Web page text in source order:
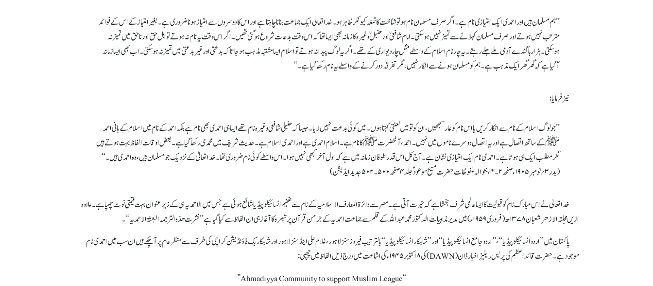
’’ہم مسلمان ہیں اور احمدی ایک امتیازی نام ہے۔ اگر صرف مسلمان نام ہو تو شناخت کا تمغہ کیونکر ظاہر ہو۔ خدا تعالیٰ ایک جماعت بنانا چاہتا ہے اور اس کا دوسروں سے امتیاز ہونا ضروری ہے۔ بغیر امتیاز کے اس کے فوائد
مترتب نہیں ہوتے اور صرف مسلمان کہلانے سے تمیز نہیں ہوسکتی۔ امام شافعیؒ اور حنبلؒ وغیرہ کا زمانہ بھی ایسا تھا کہ اس وقت بدعات شروع ہو گئی تھیں۔ اگر اس وقت یہ نام نہ ہوتے تو اہل حق اور ناحق میں تمیز نہ
ہوسکتی۔ ہزارہا گندے آدمی ملے جلے رہتے۔ یہ چار نام اسلام کے واسطے مثل چاردیواری کے تھے۔ اگر یہ لوگ پیدا نہ ہوتے تو اسلام ایسا مشتبہ مذہب ہو جاتا کہ بدعتی اور غیربدعتی میں تمیز نہ ہوسکتی۔ اب بھی ایسا زمانہ
آگیا ہے کہ گھر گھر ایک مذہب ہے۔ ہم کو مسلمان ہونے سے انکار نہیں، مگر تفرقہ دور کرنے کے واسطے یہ نام رکھا گیا ہے۔‘‘
نیز فرمایا:
’’جو لوگ اسلام کے نام سے انکار کریں یا اس نام کو عار سمجھیں، ان کو تو میں لعنتی کہتا ہوں۔ میں کوئی بدعت نہیں لایا۔ جیسا کہ حنبلی شافعی وغیرہ نام تھے ایسا ہی احمدی بھی نام ہے بلکہ احمد کے نام میں اسلام کے بانی احمد
ﷺ کے ساتھ اتصال ہے اور یہ اتصال دوسرے ناموں میں نہیں۔ احمد، آنحضرت ﷺ کا نام ہے۔اسلام احمدی ہے اور احمدی اسلام ہے۔ حدیث شریف میں محمدی رکھا گیا ہے۔ بعض اوقات الفاظ بہت ہوتے ہیں
مگر مطلب ایک ہی ہوتا ہے۔ احمدی نام ایک امتیازی نشان ہے۔ آج کل اس قدر طوفان زمانہ میں ہے کہ اول آخر کبھی نہیں ہوا۔ اس واسطے کوئی نام ضروری تھا۔ خدا تعالیٰ کے نزدیک جو مسلمان ہیں، وہ احمدی ہیں۔‘‘
(بدر ۳؍نومبر ۱۹۰۵ء صفحہ ۲۔۴، بحوالہ ملفوظات حضرت مسیح موعود ؑ جلد ۴ صفحہ ۵۰۰۔۵۰۲ جدید ایڈیشن)
خدا تعالیٰ نے اس مبارک نام کو قبولیت کا ایسا عالمی شرف بخشا ہے کہ حیرت آتی ہے۔ مصر سے دائرۃ المعارف الاسلامیہ کے نام سے ضخیم انسائیکلوپیڈیا شائع ہوئی ہے جس میں الاحمدیہ ہی کے زیر عنوان بہت قیمتی نوٹ چھپا ہے۔ علاوہ
ازیں مجلتہ الازھر شعبان ۱۳۷۸ھ (فروری ۱۹۵۹ء) میں مدیر مذہبیات الدکتور محمد عبداللہ کے قلم سے جماعت احمدیہ کے جرمن قرآن پر تبصرہ کا آغاز ہی ان الفاظ سے کیا گیا ہے ’’نشرت ھذہ الترجمہ البعثۃ الاحمدیہ‘‘۔
پاکستان میں ’’اردو انسائیکلوپیڈیا‘‘ ، ’’اردو جامع انسائیکلوپیڈیا‘‘ اور ’’شاہکار انسائیکلوپیڈیا‘‘ بالترتیب فیروز سنز لاہور، غلام علی اینڈ سنز لاہور اور شاہکار بک فاؤنڈیشن کراچی کی طرف سے منظر عام پر آ چکے ہیں ان سب میں احمدی نام
موجود ہے۔ حضرت قائد اعظم کی پریس ریلیز اخبار ڈان (DAWN) کی ۸ اکتوبر ۱۹۴۵ء کی اشاعت میں درج ذیل الفاظ میں چھپی:
“Ahmadiyya Community to support Muslim League”